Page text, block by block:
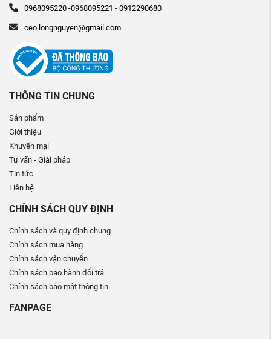
0968095220 -0968095221 - 0912290680
ceo.longnguyen@gmail.com
THÔNG TIN CHUNG
Sản phẩm
Giới thiệu
Khuyến mại
Tư vấn - Giải pháp
Tin tức
Liên hệ
CHÍNH SÁCH QUY ĐỊNH
Chính sách và quy định chung
Chính sách mua hàng
Chính sách vận chuyển
Chính sách bảo hành đổi trả
Chính sách bảo mật thông tin
FANPAGE